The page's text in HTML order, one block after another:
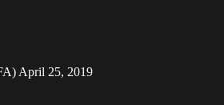
April 25, 2019